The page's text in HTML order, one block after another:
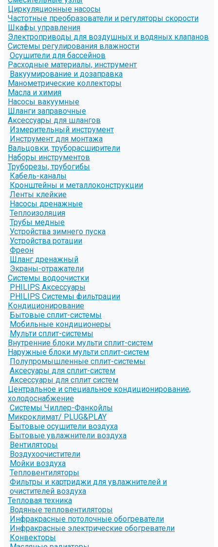
Циркуляционные насосы
Частотные преобразователи и регуляторы скорости
Шкафы управления
Электроприводы для воздушных и водяных клапанов
Системы регулирования влажности
Осушители для бассейнов
Расходные материалы, инструмент
Вакуумирование и дозаправка
Манометрические коллекторы
Масла и химия
Насосы вакуумные
Шланги заправочные
Аксессуары для шлангов
Измерительный инструмент
Инструмент для монтажа
Вальцовки, труборасширители
Наборы инструментов
Труборезы, трубогибы
Кабель-каналы
Кронштейны и металлоконструкции
Ленты клейкие
Насосы дренажные
Теплоизоляция
Трубы медные
Устройства зимнего пуска
Устройства ротации
Фреон
Шланг дренажный
Экраны-отражатели
Системы водоочистки
PHILIPS Аксессуары
PHILIPS Системы фильтрации
Кондиционирование
Бытовые сплит-системы
Мобильные кондиционеры
Мульти сплит-системы
Внутренние блоки мульти сплит-систем
Наружные блоки мульти сплит-систем
Полупромышленные сплит-системы
Аксесуары для сплит-систем
Аксессуары для сплит систем
Центральное и специальное кондиционирование,
холодоснабжение
Системы Чиллер-Фанкойлы
Микроклимат/ PLUG&PLAY
Бытовые осушители воздуха
Бытовые увлажнители воздуха
Вентиляторы
Воздухоочистители
Мойки воздуха
Тепловентиляторы
Фильтры и картриджи для увлажнителей и
очистителей воздуха
Тепловая техника
Водяные тепловентиляторы
Инфракрасные потолочные обогреватели
Инфракрасные электрические обогреватели
Конвекторы